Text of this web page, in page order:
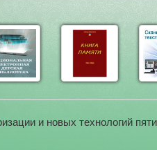
и новых технологий